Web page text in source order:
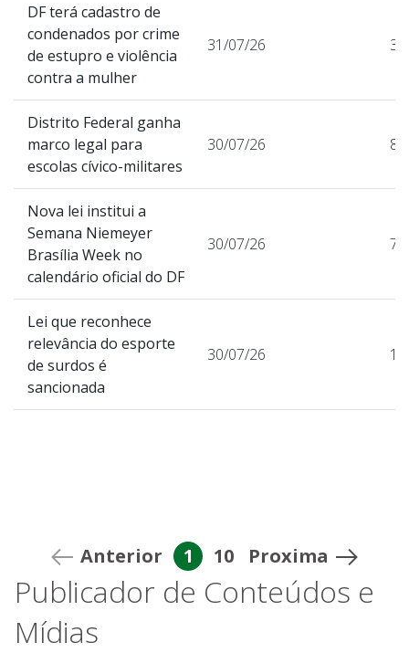
DF terá cadastro de
condenados por crime
de estupro e violência
contra a mulher
31/07/26
Distrito Federal ganha
marco legal para
escolas cívico-militares
30/07/26
Nova lei institui a
Semana Niemeyer
Brasília Week no
calendário oficial do DF
30/07/26
Lei que reconhece
relevância do esporte
de surdos é
sancionada
30/07/26
Anterior 1 10 Proxima
Publicador de Conteúdos e
Mídias